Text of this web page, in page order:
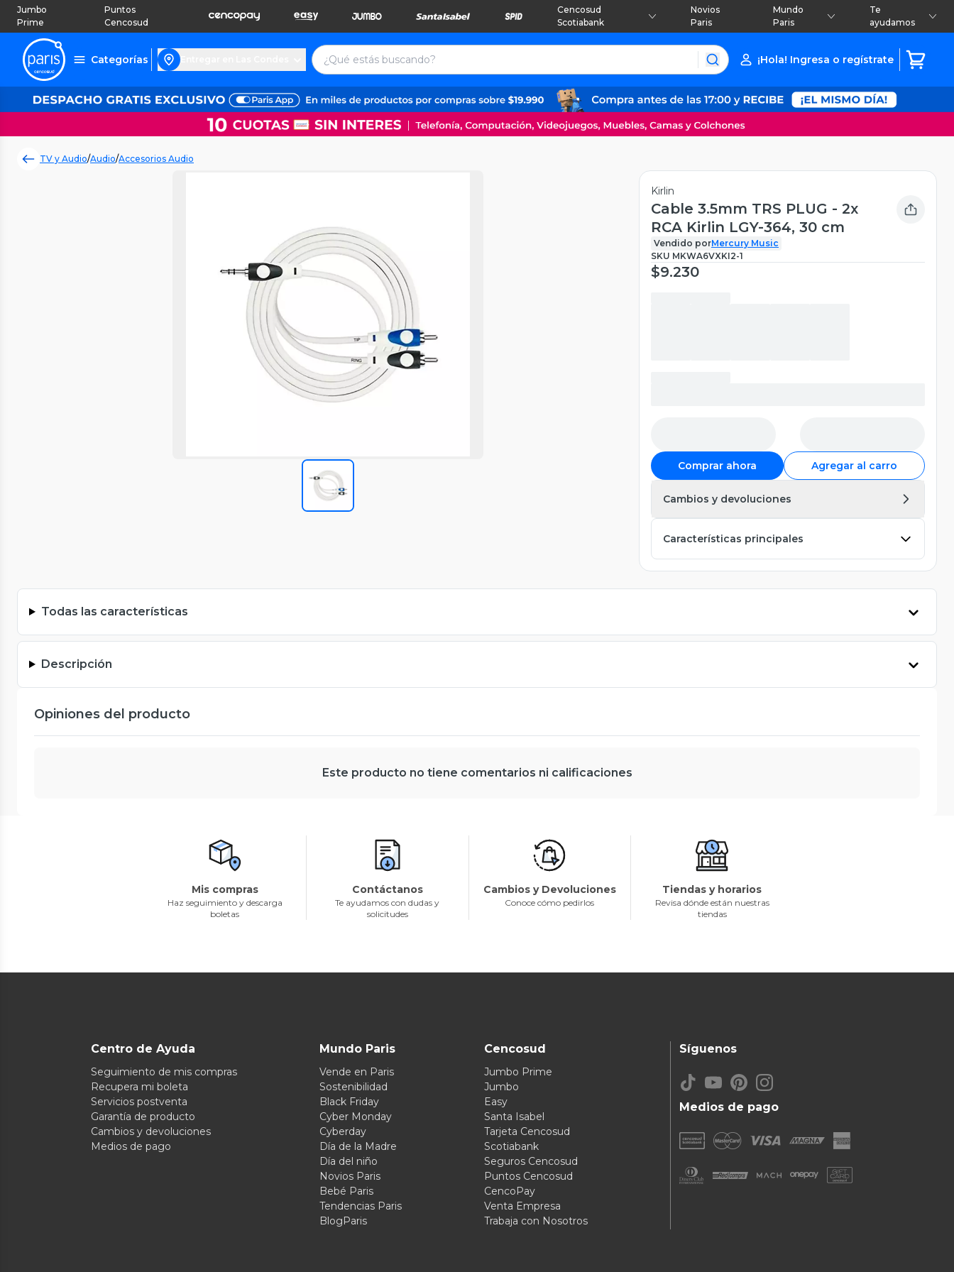
Jumbo
Prime
Puntos
Cencosud
Cencosud
Scotiabank
Novios
Paris
Mundo
Paris
Te
ayudamos
Categorías ¡Hola! Ingresa o regístrate
TV y Audio/Audio/Accesorios Audio
Kirlin
Cable 3.5mm TRS PLUG - 2x
RCA Kirlin LGY-364, 30 cm
Vendido porMercury Music
SKU MKWA6VXKI2-1
$9.230
Comprar ahora Agregar al carro
Cambios y devoluciones
Características principales
Todas las características
Descripción
Opiniones del producto
Este producto no tiene comentarios ni calificaciones
Mis compras
Haz seguimiento y descarga
boletas
Contáctanos
Te ayudamos con dudas y
solicitudes
Cambios y Devoluciones
Conoce cómo pedirlos
Tiendas y horarios
Revisa dónde están nuestras
tiendas
Centro de Ayuda
Seguimiento de mis compras
Recupera mi boleta
Servicios postventa
Garantía de producto
Cambios y devoluciones
Medios de pago
Mundo Paris
Vende en Paris
Sostenibilidad
Black Friday
Cyber Monday
Cyberday
Día de la Madre
Día del niño
Novios Paris
Bebé Paris
Tendencias Paris
BlogParis
Cencosud
Jumbo Prime
Jumbo
Easy
Santa Isabel
Tarjeta Cencosud
Scotiabank
Seguros Cencosud
Puntos Cencosud
CencoPay
Venta Empresa
Trabaja con Nosotros
Medios de pago
Síguenos